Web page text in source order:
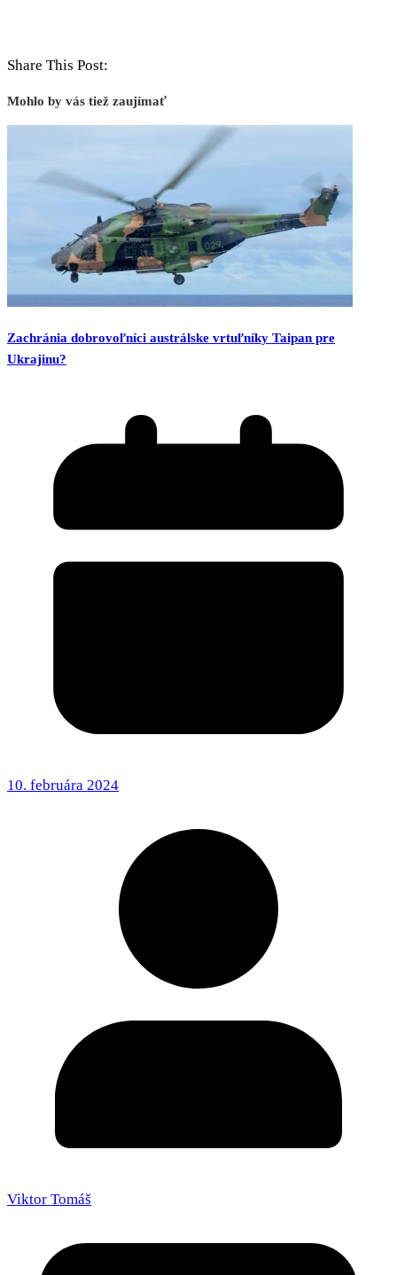
Share This Post:
Mohlo by vás tiež zaujímať
Zachránia dobrovoľníci austrálske vrtuľníky Taipan pre
Ukrajinu?
10. februára 2024
Viktor Tomáš